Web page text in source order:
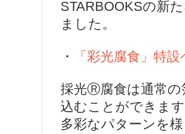
STARBOOKSの新
ました。
・ 「彩光腐食」特
採光Ⓡ腐食は通常の
込むことができま
多彩なパターンを